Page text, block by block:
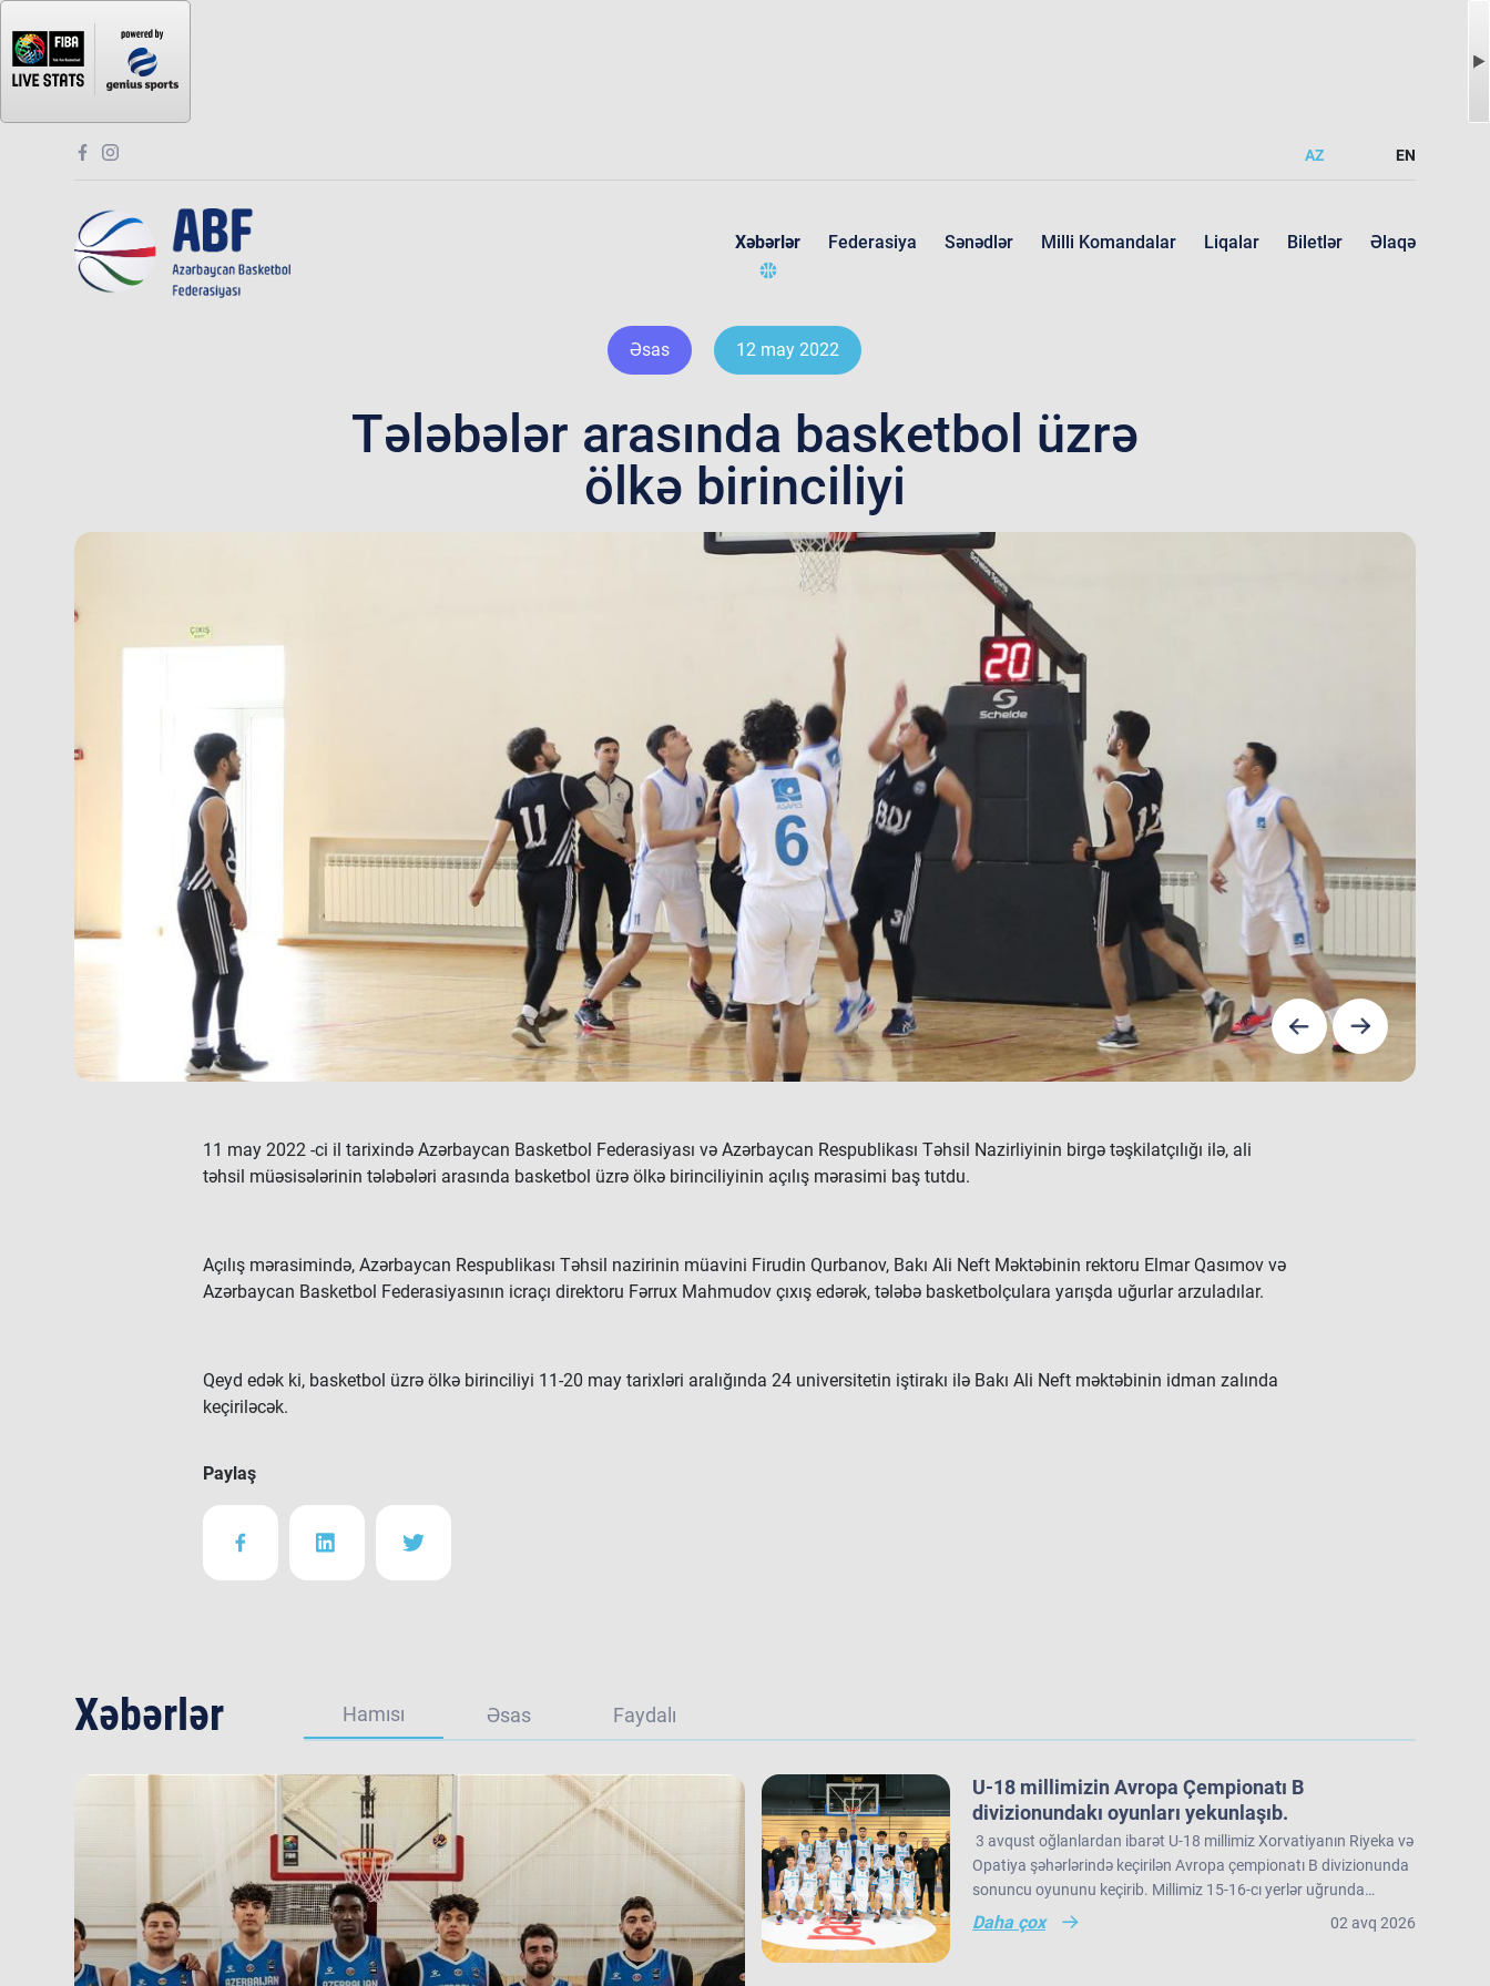
AZ EN
Xəbərlər Federasiya Sənədlər Milli Komandalar Liqalar Biletlər Əlaqə
Əsas 12 may 2022
Tələbələr arasında basketbol üzrə
ölkə birinciliyi
11 may 2022 -ci il tarixində Azərbaycan Basketbol Federasiyası və Azərbaycan Respublikası Təhsil Nazirliyinin birgə təşkilatçılığı ilə, ali
təhsil müəsisələrinin tələbələri arasında basketbol üzrə ölkə birinciliyinin açılış mərasimi baş tutdu.
Açılış mərasimində, Azərbaycan Respublikası Təhsil nazirinin müavini Firudin Qurbanov, Bakı Ali Neft Məktəbinin rektoru Elmar Qasımov və
Azərbaycan Basketbol Federasiyasının icraçı direktoru Fərrux Mahmudov çıxış edərək, tələbə basketbolçulara yarışda uğurlar arzuladılar.
Qeyd edək ki, basketbol üzrə ölkə birinciliyi 11-20 may tarixləri aralığında 24 universitetin iştirakı ilə Bakı Ali Neft məktəbinin idman zalında
keçiriləcək.
Paylaş
Xəbərlər Hamısı Əsas Faydalı
U-18 millimizin Avropa Çempionatı B
divizionundakı oyunları yekunlaşıb.
3 avqust oğlanlardan ibarət U-18 millimiz Xorvatiyanın Riyeka və
Opatiya şəhərlərində keçirilən Avropa çempionatı B divizionunda
sonuncu oyununu keçirib. Millimiz 15-16-cı yerlər uğrunda
görüşdə İslandiya seçməsinə 73:91 hesabı ilə məğlub olub və
Avropa çempionatı B divizionunu 22 komanda arasında 16-cı
Daha çox 02 avq 2026